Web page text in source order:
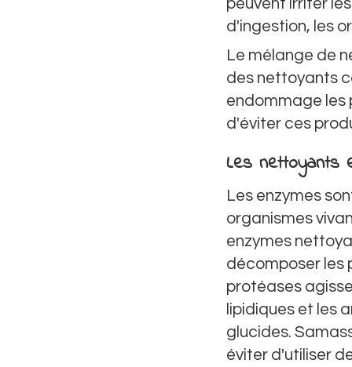
peuvent irriter
d'ingestion, les
Le mélange de
des nettoyants
endommage les
d'éviter ces
Les nettoyants
Les enzymes
organismes
enzymes
décomposer les
protéases
lipidiques et les
glucides.
éviter d'utiliser